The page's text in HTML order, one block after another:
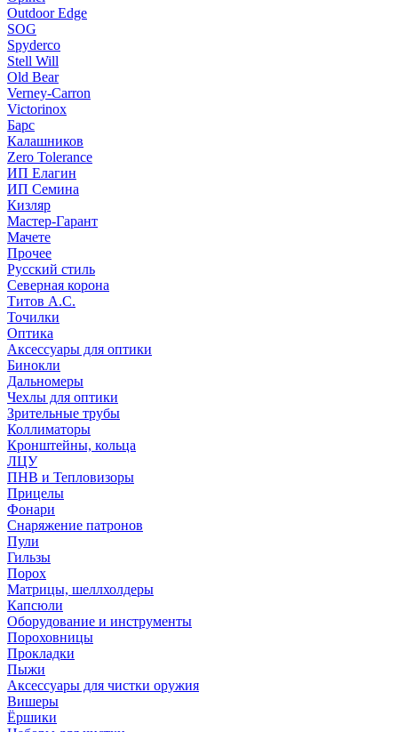
Outdoor Edge
SOG
Spyderco
Stell Will
Old Bear
Verney-Carron
Victorinox
Барс
Калашников
Zero Tolerance
ИП Елагин
ИП Семина
Кизляр
Мастер-Гарант
Мачете
Прочее
Русский стиль
Северная корона
Титов А.С.
Точилки
Оптика
Аксессуары для оптики
Бинокли
Дальномеры
Чехлы для оптики
Зрительные трубы
Коллиматоры
Кронштейны, кольца
ЛЦУ
ПНВ и Тепловизоры
Прицелы
Фонари
Снаряжение патронов
Пули
Гильзы
Порох
Матрицы, шеллхолдеры
Капсюли
Оборудование и инструменты
Пороховницы
Прокладки
Пыжи
Аксессуары для чистки оружия
Вишеры
Ёршики